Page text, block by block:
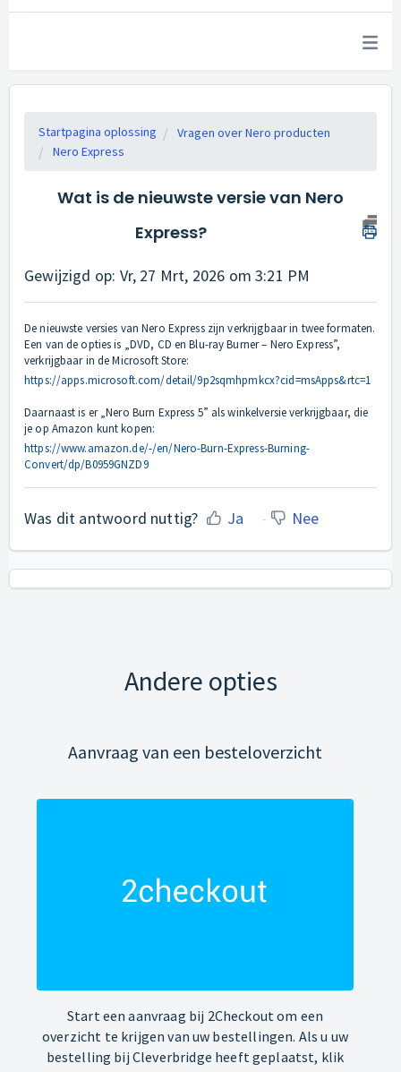
Startpagina oplossing
Vragen over Nero producten
Nero Express
Wat is de nieuwste versie van Nero
Express?
Gewijzigd op: Vr, 27 Mrt, 2026 om 3:21 PM
De nieuwste versies van Nero Express zijn verkrijgbaar in twee formaten.
Een van de opties is „DVD, CD en Blu-ray Burner – Nero Express”,
verkrijgbaar in de Microsoft Store:
https://apps.microsoft.com/detail/9p2sqmhpmkcx?cid=msApps&rtc=1
Daarnaast is er „Nero Burn Express 5” als winkelversie verkrijgbaar, die
je op Amazon kunt kopen:
https://www.amazon.de/-/en/Nero-Burn-Express-Burning-
Convert/dp/B0959GNZD9
Was dit antwoord nuttig? Ja Nee
Andere opties
Aanvraag van een besteloverzicht
Start een aanvraag bij 2Checkout om een
overzicht te krijgen van uw bestellingen. Als u uw
bestelling bij Cleverbridge heeft geplaatst, klik